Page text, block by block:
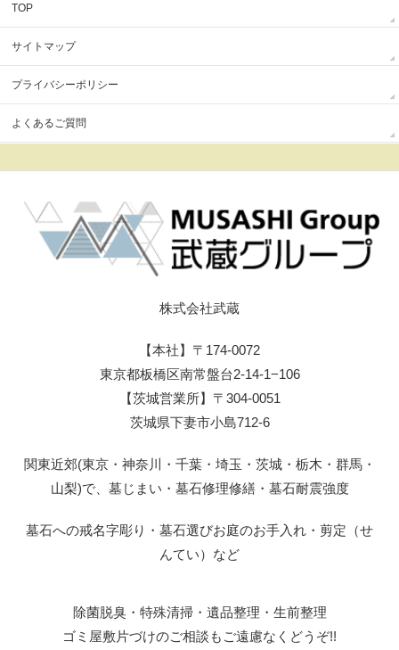
TOP
サイトマップ
プライバシーポリシー
よくあるご質問
株式会社武蔵
【本社】〒174-0072
東京都板橋区南常盤台2-14-1−106
【茨城営業所】〒304-0051
茨城県下妻市小島712-6
関東近郊(東京・神奈川・千葉・埼玉・茨城・栃木・群馬・
山梨)で、墓じまい・墓石修理修繕・墓石耐震強度
墓石への戒名字彫り・墓石選びお庭のお手入れ・剪定（せ
んてい）など
除菌脱臭・特殊清掃・遺品整理・生前整理
ゴミ屋敷片づけのご相談もご遠慮なくどうぞ!!